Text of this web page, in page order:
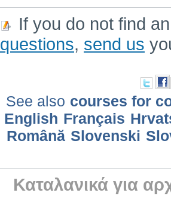
If you do not find
questions, send us
See also courses for
English Français
Română Slovenski
Καταλανικά για